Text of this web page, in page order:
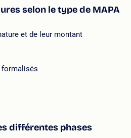
selon le type de MAPA
et de leur montant
formalisés
différentes phases